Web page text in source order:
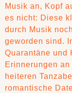
Musik an, Kopf
es nicht: Diese
durch Musik
geworden sind.
Quarantäne und
Erinnerungen
heiteren
romantische